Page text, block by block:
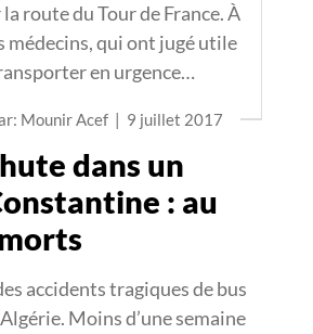
route du Tour de France. À
médecins, qui ont jugé utile
en urgence…
Mounir Acef | 9 juillet 2017
dans un
: au
accidents tragiques de bus
Moins d’une semaine